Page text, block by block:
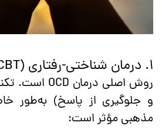
۱. درمان شناختی-رفتاری (CBT)
و جلوگیری از پاسخ) به‌طور
مذهبی مؤثر است: